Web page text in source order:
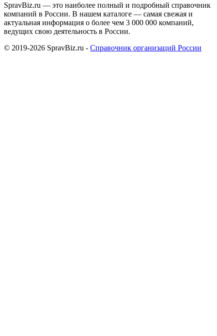
SpravBiz.ru — это наиболее полный и подробный справочник
компаний в России. В нашем каталоге — самая свежая и
актуальная информация о более чем 3 000 000 компаний,
ведущих свою деятельность в России.
© 2019-2026 SpravBiz.ru - Справочник организаций России